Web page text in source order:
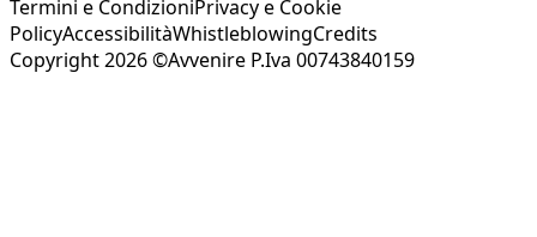
Termini e CondizioniPrivacy e Cookie
PolicyAccessibilitàWhistleblowingCredits
Copyright 2026 ©Avvenire P.Iva 00743840159